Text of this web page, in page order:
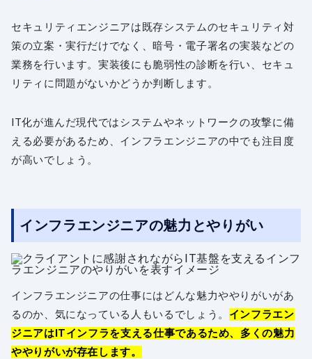
セキュリティエンジニアは既存システムのセキュリティ対
策の立案・実行だけでなく、暗号・電子署名の実装などの
業務を行います。実装後にも脆弱性の診断を行い、セキュ
リティに問題がないかどうか判断します。
IT化が進んだ現代ではシステムやネットワークの攻撃に備
える必要があるため、インフラエンジニアの中でも注目度
が高いでしょう。
インフラエンジニアの魅力とやりがい
インフラエンジニアの仕事にはどんな魅力ややりがいがあ
るのか、気になっている人もいるでしょう。 インフラエン
ジニアはITインフラを支える仕事であるため、多くの魅力
ややりがいが存在します。